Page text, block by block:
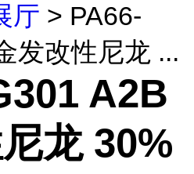
厅 > PA66-
发改性尼龙 ...
A2B
龙 30%